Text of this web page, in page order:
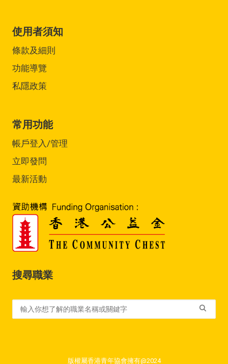
使用者須知
條款及細則
功能導覽
私隱政策
常用功能
帳戶登入/管理
立即發問
最新活動
搜尋職業
版權屬香港青年協會擁有@2024